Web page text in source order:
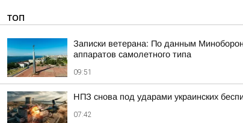
ТОП
Записки ветерана: По данным
аппаратов самолетного типа
09:51
НПЗ снова под ударами украинских
07:42